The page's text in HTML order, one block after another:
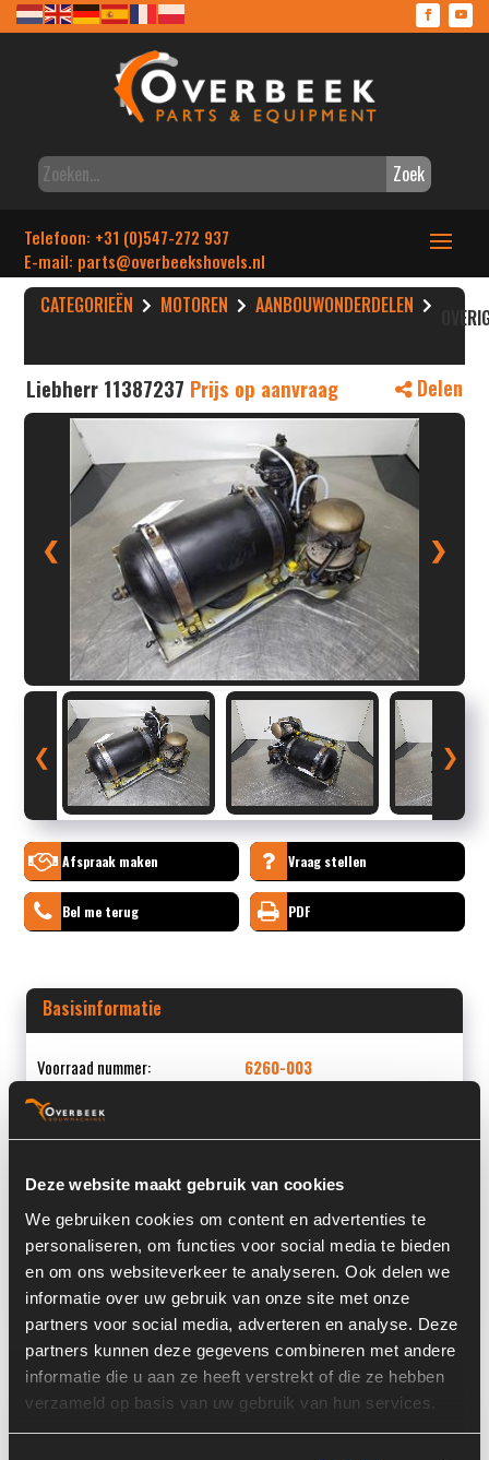
Deze website maakt gebruik van cookies
We gebruiken cookies om content en advertenties te
personaliseren, om functies voor social media te bieden
en om ons websiteverkeer te analyseren. Ook delen we
informatie over uw gebruik van onze site met onze
partners voor social media, adverteren en analyse. Deze
partners kunnen deze gegevens combineren met andere
informatie die u aan ze heeft verstrekt of die ze hebben
verzameld op basis van uw gebruik van hun services.
Zoek
Telefoon: +31 (0)547-272 937
E-mail: parts@overbeekshovels.nl
CATEGORIEËN MOTOREN AANBOUWONDERDELEN
Liebherr 11387237 Prijs op aanvraag Delen
❮ ❯
❮ ❯
Afspraak maken Vraag stellen
Bel me terug PDF
Basisinformatie
Voorraad nummer:
6260-003
Machine:
Onderdeel Merk:
Liebherr
Onderdeel Type:
11387237
Onderdeel nummer:
11387237
Informatie